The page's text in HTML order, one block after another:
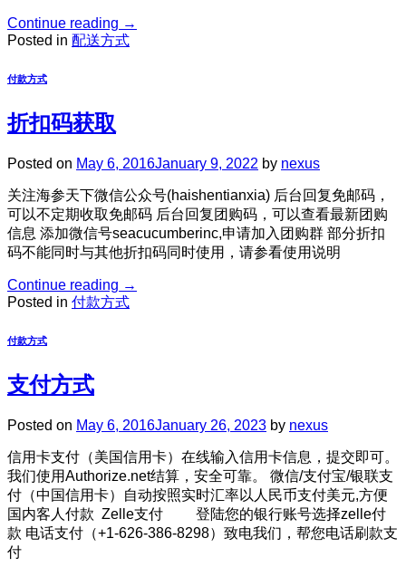
Continue reading →
Posted in 配送方式
付款方式
折扣码获取
Posted on May 6, 2016January 9, 2022 by nexus
关注海参天下微信公众号(haishentianxia) 后台回复免邮码，
可以不定期收取免邮码 后台回复团购码，可以查看最新团购
信息 添加微信号seacucumberinc,申请加入团购群 部分折扣
码不能同时与其他折扣码同时使用，请参看使用说明
Continue reading →
Posted in 付款方式
付款方式
支付方式
Posted on May 6, 2016January 26, 2023 by nexus
信用卡支付（美国信用卡）在线输入信用卡信息，提交即可。
我们使用Authorize.net结算，安全可靠。 微信/支付宝/银联支
付（中国信用卡）自动按照实时汇率以人民币支付美元,方便
国内客人付款 Zelle支付 登陆您的银行账号选择zelle付
款 电话支付（+1-626-386-8298）致电我们，帮您电话刷款支
付